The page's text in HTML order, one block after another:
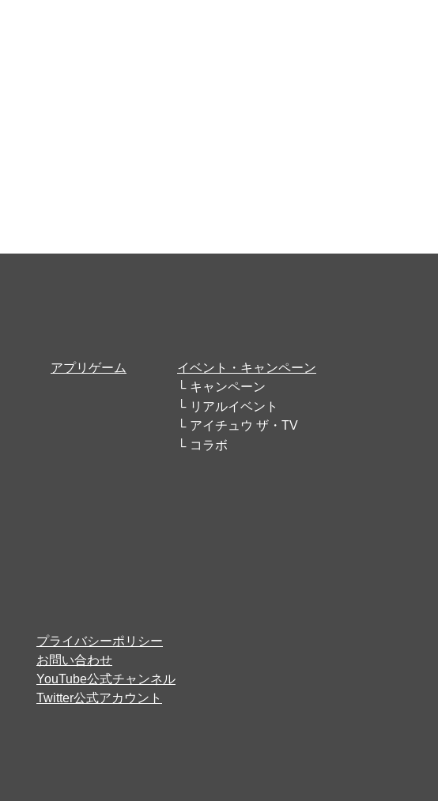
アプリゲーム
イベント・キャンペーン
キャンペーン
リアルイベント
アイチュウ ザ・TV
コラボ
プライバシーポリシー
お問い合わせ
YouTube公式チャンネル
Twitter公式アカウント